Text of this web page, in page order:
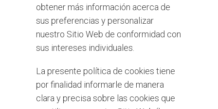
obtener más información acerca de
sus preferencias y personalizar
nuestro Sitio Web de conformidad con
sus intereses individuales.
La presente política de cookies tiene
por finalidad informarle de manera
clara y precisa sobre las cookies que